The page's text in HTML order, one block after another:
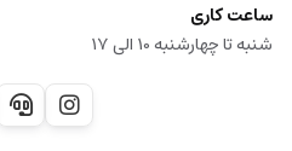
ساعت کاری
شنبه تا چهارشنبه 10 الی 17